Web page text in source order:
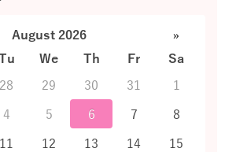
August 2026
»
We Th Fr
Sa
28 29 30 31
1
4 5 6 7
8
11 12 13 14
15